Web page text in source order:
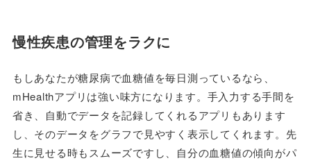
慢性疾患の管理をラクに
もしあなたが糖尿病で血糖値を毎日測っているなら、
mHealthアプリは強い味方になります。手入力する手間を
省き、自動でデータを記録してくれるアプリもあります
し、そのデータをグラフで見やすく表示してくれます。先
生に見せる時もスムーズですし、自分の血糖値の傾向がパ